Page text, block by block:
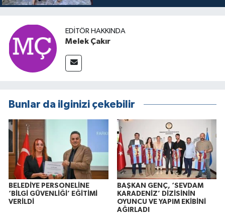
buluşuyo
EDITÖR HAKKINDA
Melek Çakır
Bunlar da ilginizi çekebilir
BELEDİYE PERSONELİNE
‘BİLGİ GÜVENLİĞİ’ EĞİTİMİ
VERİLDİ
BAŞKAN GENÇ, ‘SEVDAM
KARADENİZ’ DİZİSİNİN
OYUNCU VE YAPIM EKİBİNİ
AĞIRLADI